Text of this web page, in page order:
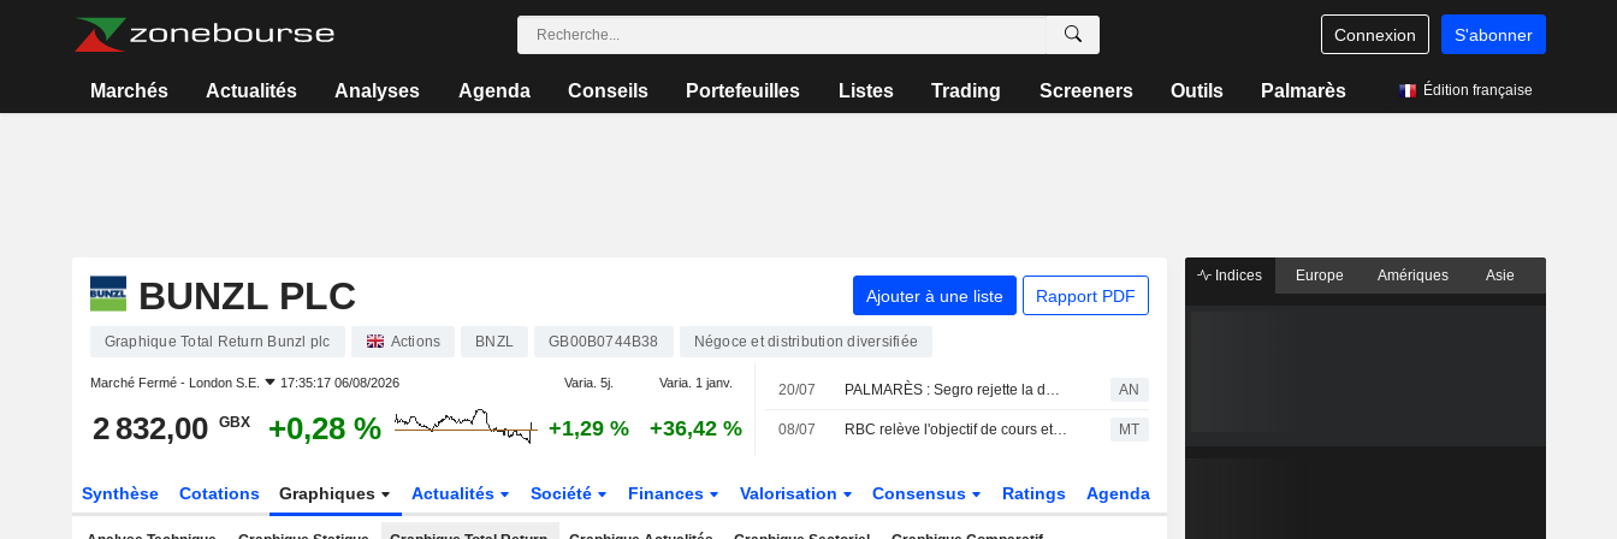
Connexion S'abonner
Marchés Actualités Analyses Agenda Conseils Portefeuilles Listes Trading Screeners Outils Palmarès Édition française
BUNZL PLC Ajouter à une liste Rapport PDF
Graphique Total Return Bunzl plc Actions BNZL GB00B0744B38 Négoce et distribution diversifiée
Marché Fermé - London S.E. 17:35:17 06/08/2026 Varia. 5j. Varia. 1 janv.
2 832,00 GBX +0,28 % +1,29 % +36,42 %
20/07 PALMARÈS : Segro rejette la dernière offre de Prologis AN
08/07 RBC relève l'objectif de cours et les prévisions de Bunzl dans l'attente de résultats au deuxième trimestre portés par l'inflation MT
Synthèse Cotations Graphiques Actualités Société Finances Valorisation Consensus Ratings Agenda
Indices Europe Amériques Asie